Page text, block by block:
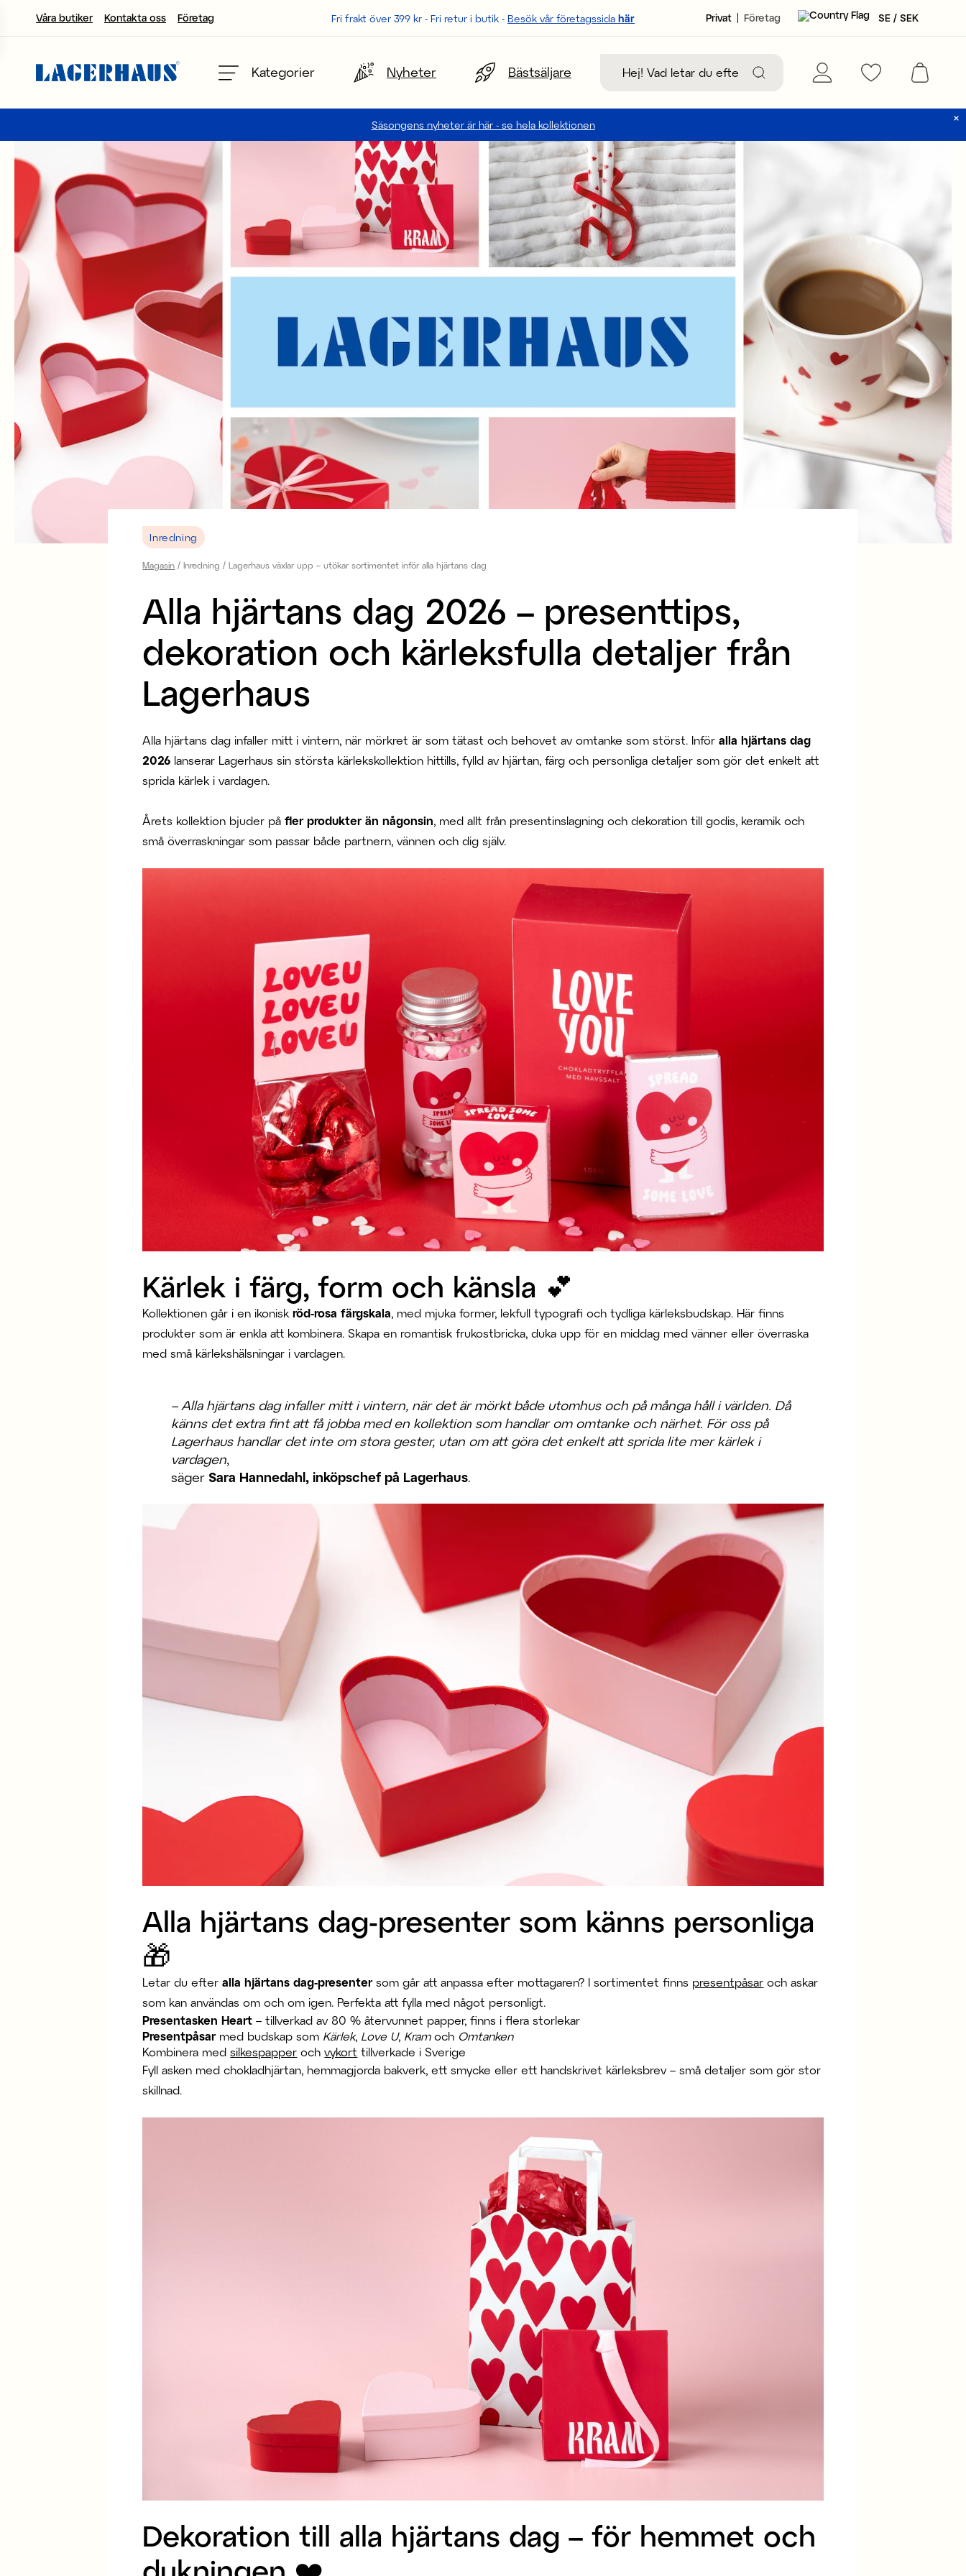
Våra butiker Kontakta oss Företag Fri frakt över 399 kr - Fri retur i butik - Besök vår företagssida här Privat Företag SE / SEK
Kategorier Nyheter Bästsäljare
Säsongens nyheter är här - se hela kollektionen
Välj språk / valuta
FI / EUR
NO / NKR
Inredning
Magasin Inredning Lagerhaus växlar upp – utökar sortimentet inför alla hjärtans dag
Alla hjärtans dag 2026 – presenttips,
dekoration och kärleksfulla detaljer från
Lagerhaus
Alla hjärtans dag infaller mitt i vintern, när mörkret är som tätast och behovet av omtanke som störst. Införalla hjärtans dag
2026 lanserar Lagerhaus sin största kärlekskollektion hittills, fylld av hjärtan, färg och personliga detaljer som gör det enkelt att
sprida kärlek i vardagen.
Årets kollektion bjuder påfler produkter än någonsin , med allt från presentinslagning och dekoration till godis, keramik och
små överraskningar som passar både partnern, vännen och dig själv.
Kärlek i färg, form och känsla 💕
Kollektionen går i en ikoniskröd-rosa färgskala , med mjuka former, lekfull typografi och tydliga kärleksbudskap. Här finns
produkter som är enkla att kombinera. Skapa en romantisk frukostbricka, duka upp för en middag med vänner eller överraska
med små kärlekshälsningar i vardagen.
– Alla hjärtans dag infaller mitt i vintern, när det är mörkt både utomhus och på många håll i världen. Då
känns det extra fint att få jobba med en kollektion som handlar om omtanke och närhet. För oss på
Lagerhaus handlar det inte om stora gester, utan om att göra det enkelt att sprida lite mer kärlek i
vardagen,
säger Sara Hannedahl, inköpschef på Lagerhaus.
Alla hjärtans dag-presenter som känns personliga
🎁
Letar du efteralla hjärtans dag-presentersom går att anpassa efter mottagaren? I sortimentet finns presentpåsar och askar
som kan användas om och om igen. Perfekta att fylla med något personligt.
Presentasken Heart – tillverkad av 80 % återvunnet papper, finns i flera storlekar
Presentpåsarmed budskap som Kärlek, Love U, Kramoch Omtanken
Kombinera medsilkespapper ochvykort tillverkade i Sverige
Fyll asken med chokladhjärtan, hemmagjorda bakverk, ett smycke eller ett handskrivet kärleksbrev – små detaljer som gör stor
skillnad.
Dekoration till alla hjärtans dag – för hemmet och